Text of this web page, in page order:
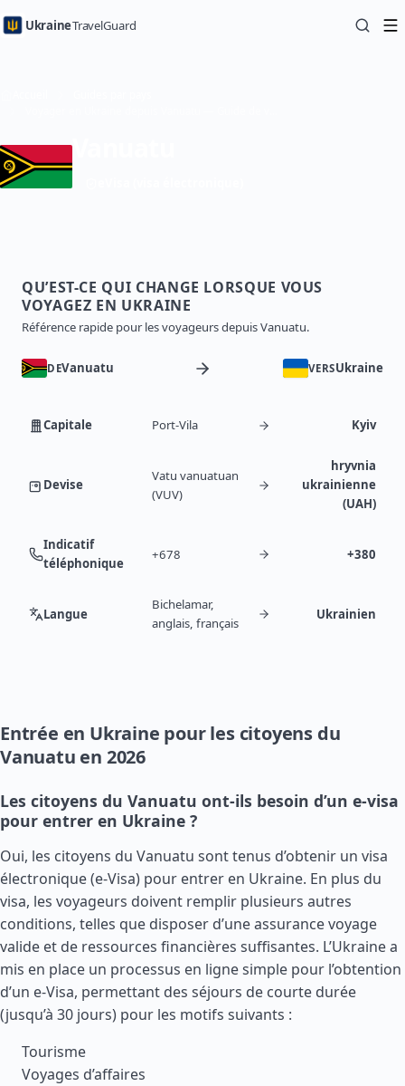
UkraineTravelGuard
QU’EST-CE QUI CHANGE LORSQUE VOUS
VOYAGEZ EN UKRAINE
Référence rapide pour les voyageurs depuis Vanuatu.
DEVanuatu VERSUkraine
Capitale Port-Vila Kyiv
Devise
Vatu vanuatuan
(VUV)
hryvnia
ukrainienne
(UAH)
Indicatif
téléphonique
+678 +380
Langue
Bichelamar,
anglais, français
Ukrainien
Entrée en Ukraine pour les citoyens du
Vanuatu en 2026
Les citoyens du Vanuatu ont-ils besoin d’un e-visa
pour entrer en Ukraine ?
Oui, les citoyens du Vanuatu sont tenus d’obtenir un visa
électronique (e-Visa) pour entrer en Ukraine. En plus du
visa, les voyageurs doivent remplir plusieurs autres
conditions, telles que disposer d’une assurance voyage
valide et de ressources financières suffisantes. L’Ukraine a
mis en place un processus en ligne simple pour l’obtention
d’un e-Visa, permettant des séjours de courte durée
(jusqu’à 30 jours) pour les motifs suivants :
Tourisme
Voyages d’affaires